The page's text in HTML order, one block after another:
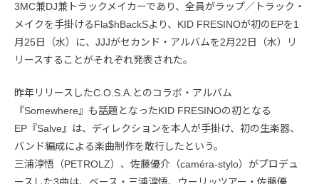
3MC兼DJ兼トラックメイカーであり、全員がラップ／トラック・
メイクを手掛けるFla$hBackSより、KID FRESINOが初のEPを1
月25日（水）に、JJJがセカンド・アルバムを2月22日（水）リ
リースすることがそれぞれ発表された。
昨年リリースしたC.O.S.A.とのコラボ・アルバム
『Somewhere』も話題となったKID FRESINOの初となる
EP『Salve』は、ディレクションを本人が手掛け、初の生楽器、
バンド編成による楽曲制作を敢行したという。
三浦淳悟（PETROLZ）、佐藤優介（caméra-stylo）がプロデュ